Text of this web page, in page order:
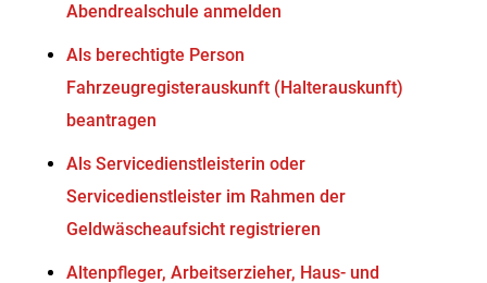
Abendrealschule anmelden
Als berechtigte Person
Fahrzeugregisterauskunft (Halterauskunft)
beantragen
Als Servicedienstleisterin oder
Servicedienstleister im Rahmen der
Geldwäscheaufsicht registrieren
Altenpfleger, Arbeitserzieher, Haus- und